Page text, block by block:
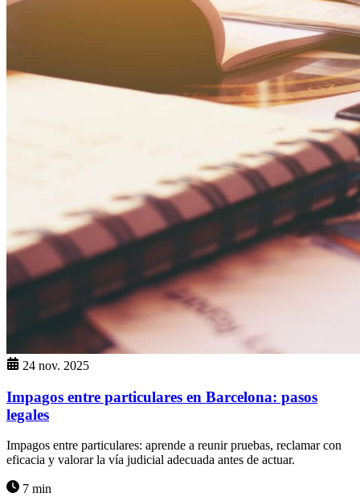
24 nov. 2025
Impagos entre particulares en Barcelona: pasos
legales
Impagos entre particulares: aprende a reunir pruebas, reclamar con
eficacia y valorar la vía judicial adecuada antes de actuar.
7 min